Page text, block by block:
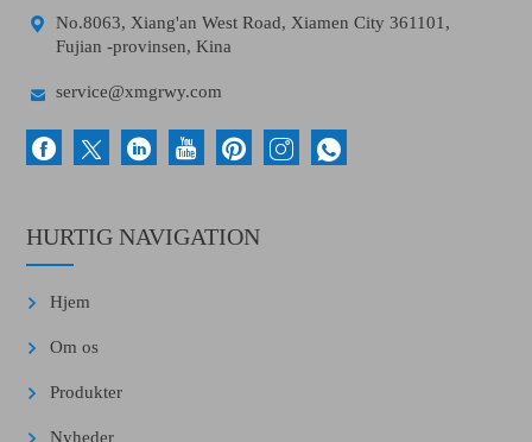

No.8063, Xiang'an West Road, Xiamen City 361101,
Fujian -provinsen, Kina
 service@xmgrwy.com
HURTIG NAVIGATION
Hjem
Om os
Produkter
Nyheder